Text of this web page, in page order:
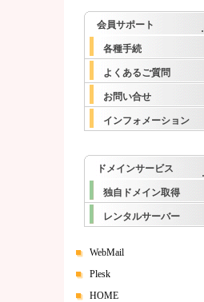
会員サポート
各種手続
よくあるご質問
お問い合せ
インフォメーション
ドメインサービス
独自ドメイン取得
レンタルサーバー
WebMail
Plesk
HOME